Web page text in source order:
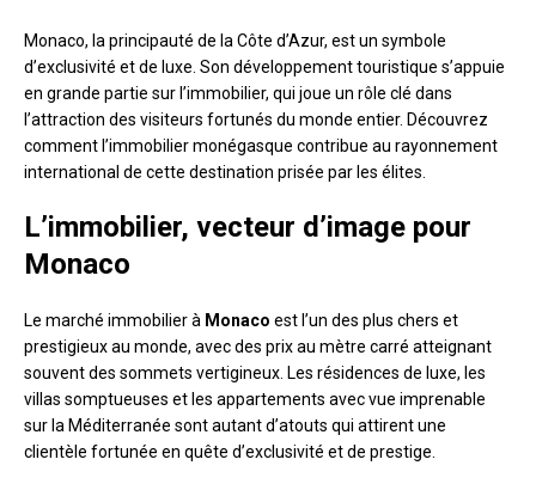
Monaco, la principauté de la Côte d’Azur, est un symbole
d’exclusivité et de luxe. Son développement touristique s’appuie
en grande partie sur l’immobilier, qui joue un rôle clé dans
l’attraction des visiteurs fortunés du monde entier. Découvrez
comment l’immobilier monégasque contribue au rayonnement
international de cette destination prisée par les élites.
L’immobilier, vecteur d’image pour
Monaco
Le marché immobilier à Monaco est l’un des plus chers et
prestigieux au monde, avec des prix au mètre carré atteignant
souvent des sommets vertigineux. Les résidences de luxe, les
villas somptueuses et les appartements avec vue imprenable
sur la Méditerranée sont autant d’atouts qui attirent une
clientèle fortunée en quête d’exclusivité et de prestige.